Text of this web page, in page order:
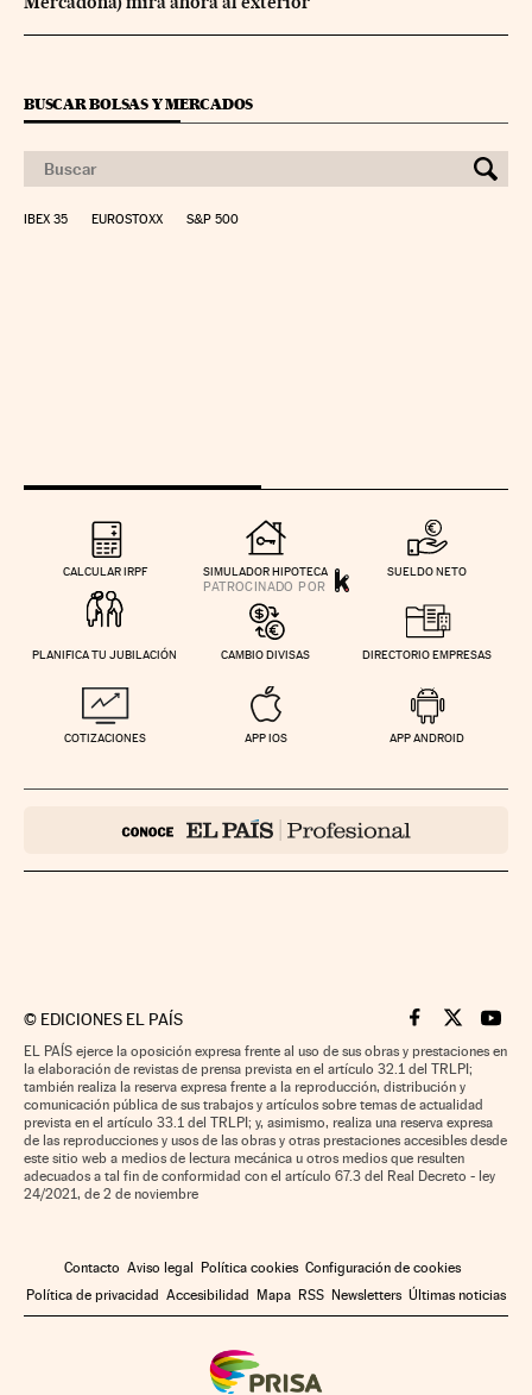
BUSCAR BOLSAS Y MERCADOS
IBEX 35 EUROSTOXX S&P 500
CALCULAR IRPF SIMULADOR HIPOTECA SUELDO NETO
PLANIFICA TU JUBILACIÓN CAMBIO DIVISAS DIRECTORIO EMPRESAS
COTIZACIONES APP IOS APP ANDROID
© EDICIONES EL PAÍS Cinco Días en
Cinco Días
Cinco
EL PAÍS ejerce la oposición expresa frente al uso de sus obras y prestaciones en
la elaboración de revistas de prensa prevista en el artículo 32.1 del TRLPI;
también realiza la reserva expresa frente a la reproducción, distribución y
comunicación pública de sus trabajos y artículos sobre temas de actualidad
prevista en el artículo 33.1 del TRLPI; y, asimismo, realiza una reserva expresa
de las reproducciones y usos de las obras y otras prestaciones accesibles desde
este sitio web a medios de lectura mecánica u otros medios que resulten
adecuados a tal fin de conformidad con el artículo 67.3 del Real Decreto - ley
24/2021, de 2 de noviembre
Contacto Aviso legal Política cookies Configuración de cookies
Política de privacidad Accesibilidad Mapa RSS Newsletters Últimas noticias